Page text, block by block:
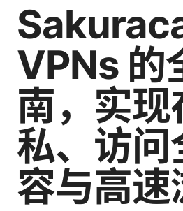
VPNs 的
南，实现
私、访问
容与高速